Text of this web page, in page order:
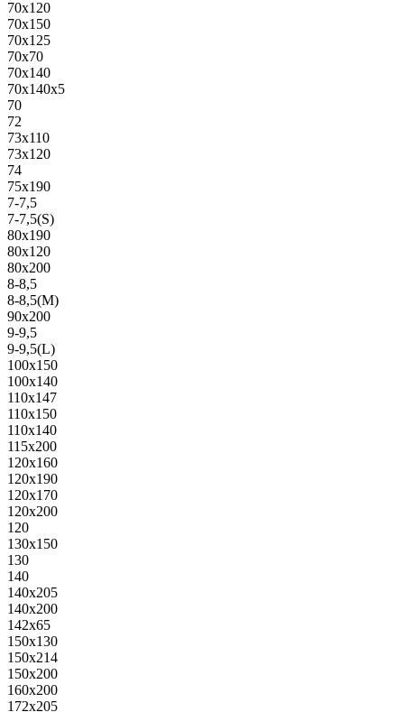
70х120
70х150
70х125
70х70
70х140
70х140х5
70
72
73х110
73х120
74
75х190
7-7,5
7-7,5(S)
80х190
80х120
80х200
8-8,5
8-8,5(M)
90х200
9-9,5
9-9,5(L)
100х150
100х140
110х147
110х150
110х140
115х200
120х160
120х190
120х170
120х200
120
130х150
130
140
140х205
140х200
142х65
150х130
150х214
150х200
160х200
172х205